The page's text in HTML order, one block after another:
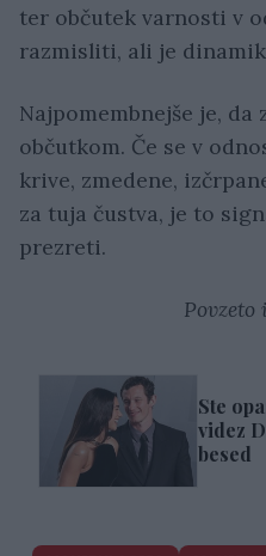
ter občutek varnosti v
razmisliti, ali je
Najpomembnejše je, da
občutkom. Če se v
krive, zmedene,
za tuja čustva, je to
prezreti.
Ste
videz
besed